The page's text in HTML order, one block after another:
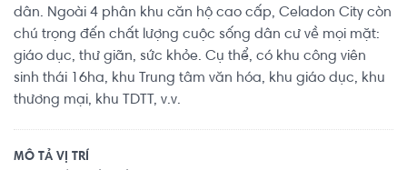
dân. Ngoài 4 phân khu căn hộ cao cấp, Celadon City còn
chú trọng đến chất lượng cuộc sống dân cư về mọi mặt:
giáo dục, thư giãn, sức khỏe. Cụ thể, có khu công viên
sinh thái 16ha, khu Trung tâm văn hóa, khu giáo dục, khu
thương mại, khu TDTT, v.v.
MÔ TẢ VỊ TRÍ